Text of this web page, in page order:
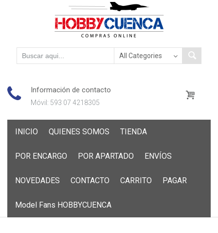
Información de contacto
Móvil: 593 07 4218305
INICIO QUIENES SOMOS TIENDA
POR ENCARGO POR APARTADO ENVÍOS
NOVEDADES CONTACTO CARRITO PAGAR
Model Fans HOBBYCUENCA